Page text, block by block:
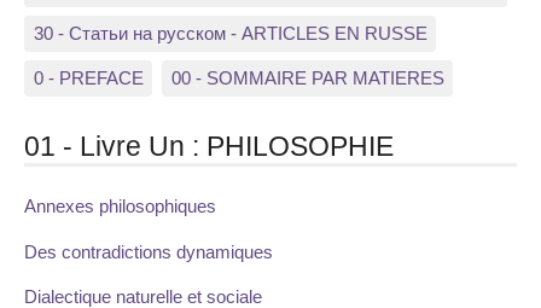
30 - Статьи на русском - ARTICLES EN RUSSE
0 - PREFACE 00 - SOMMAIRE PAR MATIERES
01 - Livre Un : PHILOSOPHIE
Annexes philosophiques
Des contradictions dynamiques
Dialectique naturelle et sociale